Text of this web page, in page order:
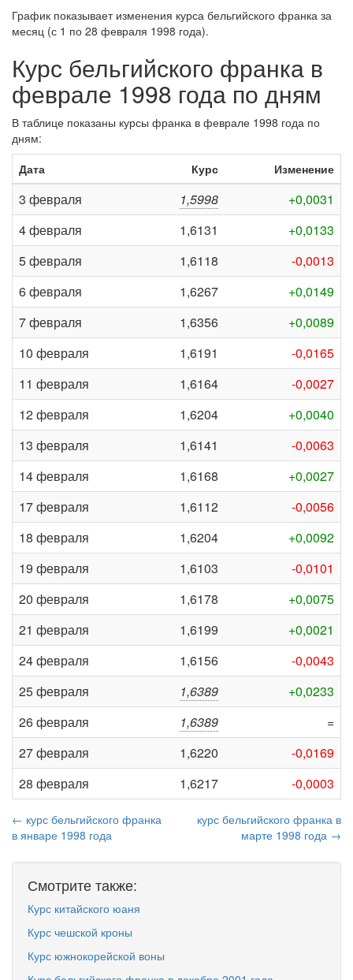
График показывает изменения курса бельгийского франка за
месяц (с 1 по 28 февраля 1998 года).
Курс бельгийского франка в
феврале 1998 года по дням
В таблице показаны курсы франка в феврале 1998 года по
дням:
Дата
Курс Изменение
3 февраля 1,5998
+0,0031
4 февраля
1,6131
+0,0133
5 февраля
1,6118
-0,0013
6 февраля
1,6267
+0,0149
7 февраля
1,6356
+0,0089
10 февраля
1,6191
-0,0165
11 февраля
1,6164
-0,0027
12 февраля
1,6204
+0,0040
13 февраля
1,6141
-0,0063
14 февраля
1,6168
+0,0027
17 февраля
1,6112
-0,0056
18 февраля
1,6204
+0,0092
19 февраля
1,6103
-0,0101
20 февраля
1,6178
+0,0075
21 февраля
1,6199
+0,0021
24 февраля
1,6156
-0,0043
25 февраля
1,6389
+0,0233
26 февраля
1,6389
=
27 февраля
1,6220
-0,0169
28 февраля
1,6217 -0,0003
← курс бельгийского франка
в январе 1998 года
курс бельгийского франка в
марте 1998 года →
Смотрите также:
Курс китайского юаня
Курс чешской кроны
Курс южнокорейской воны